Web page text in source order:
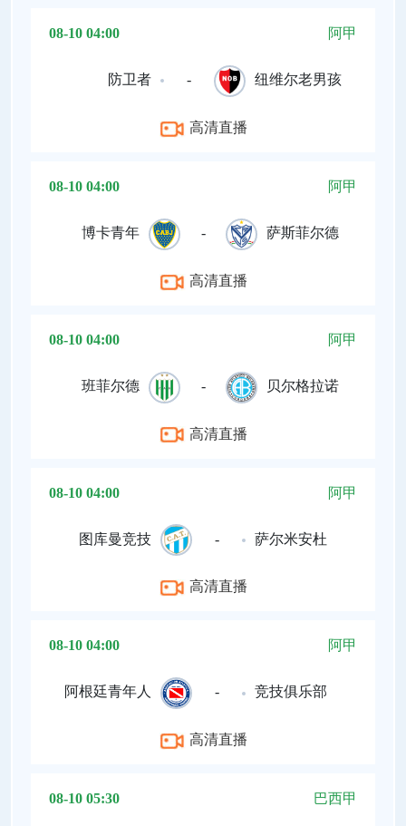
08-10 04:00 阿甲
防卫者 - 纽维尔老男孩
高清直播
08-10 04:00 阿甲
博卡青年 - 萨斯菲尔德
高清直播
08-10 04:00 阿甲
班菲尔德 - 贝尔格拉诺
高清直播
08-10 04:00 阿甲
图库曼竞技 - 萨尔米安杜
高清直播
08-10 04:00 阿甲
阿根廷青年人 - 竞技俱乐部
高清直播
08-10 05:30 巴西甲